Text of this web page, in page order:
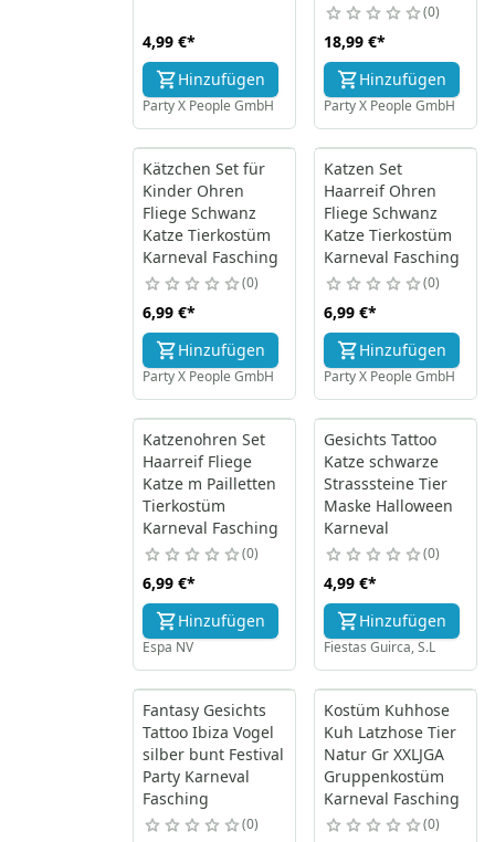
4,99 €*
Hinzufügen
Party X People GmbH
0
18,99 €*
Hinzufügen
Party X People GmbH
Kätzchen Set für
Kinder Ohren
Fliege Schwanz
Katze Tierkostüm
Karneval Fasching
0
6,99 €*
Hinzufügen
Party X People GmbH
Katzen Set
Haarreif Ohren
Fliege Schwanz
Katze Tierkostüm
Karneval Fasching
0
6,99 €*
Hinzufügen
Party X People GmbH
Katzenohren Set
Haarreif Fliege
Katze m Pailletten
Tierkostüm
Karneval Fasching
0
6,99 €*
Hinzufügen
Espa NV
Gesichts Tattoo
Katze schwarze
Strasssteine Tier
Maske Halloween
Karneval
0
4,99 €*
Hinzufügen
Fiestas Guirca, S.L
Fantasy Gesichts
Tattoo Ibiza Vogel
silber bunt Festival
Party Karneval
Fasching
0
Kostüm Kuhhose
Kuh Latzhose Tier
Natur Gr XXLJGA
Gruppenkostüm
Karneval Fasching
0